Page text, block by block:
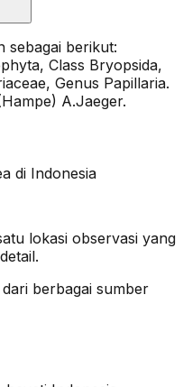
sebagai berikut:
Class Bryopsida,
Genus Papillaria.
A.Jaeger.
di Indonesia
lokasi observasi yang
berbagai sumber